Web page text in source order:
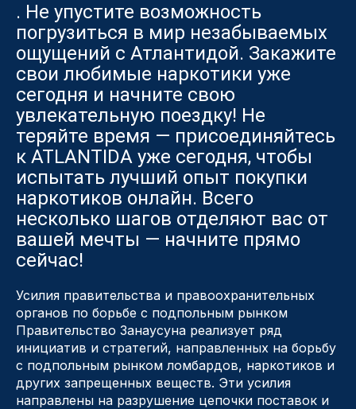
. Не упустите возможность
погрузиться в мир незабываемых
ощущений с Атлантидой. Закажите
свои любимые наркотики уже
сегодня и начните свою
увлекательную поездку! Не
теряйте время — присоединяйтесь
к ATLANTIDA уже сегодня, чтобы
испытать лучший опыт покупки
наркотиков онлайн. Всего
несколько шагов отделяют вас от
вашей мечты — начните прямо
сейчас!
Усилия правительства и правоохранительных
органов по борьбе с подпольным рынком
Правительство Занаусуна реализует ряд
инициатив и стратегий, направленных на борьбу
с подпольным рынком ломбардов, наркотиков и
других запрещенных веществ. Эти усилия
направлены на разрушение цепочки поставок и